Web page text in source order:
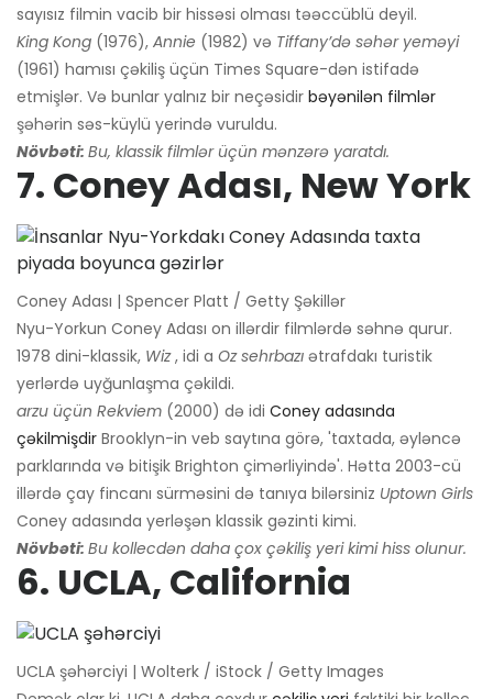
sayısız filmin vacib bir hissəsi olması təəccüblü deyil.
King Kong (1976), Annie (1982) və Tiffany’də səhər yeməyi
(1961) hamısı çəkiliş üçün Times Square-dən istifadə
etmişlər. Və bunlar yalnız bir neçəsidir bəyənilən filmlər
şəhərin səs-küylü yerində vuruldu.
Növbəti: Bu, klassik filmlər üçün mənzərə yaratdı.
7. Coney Adası, New York
Coney Adası | Spencer Platt / Getty Şəkillər
Nyu-Yorkun Coney Adası on illərdir filmlərdə səhnə qurur.
1978 dini-klassik, Wiz, idi a Oz sehrbazı ətrafdakı turistik
yerlərdə uyğunlaşma çəkildi.
arzu üçün Rekviem (2000) də idi Coney adasında
çəkilmişdir Brooklyn-in veb saytına görə, 'taxtada, əyləncə
parklarında və bitişik Brighton çimərliyində'. Hətta 2003-cü
illərdə çay fincanı sürməsini də tanıya bilərsiniz Uptown Girls
Coney adasında yerləşən klassik gəzinti kimi.
Növbəti: Bu kollecdən daha çox çəkiliş yeri kimi hiss olunur.
6. UCLA, California
UCLA şəhərciyi | Wolterk / iStock / Getty Images